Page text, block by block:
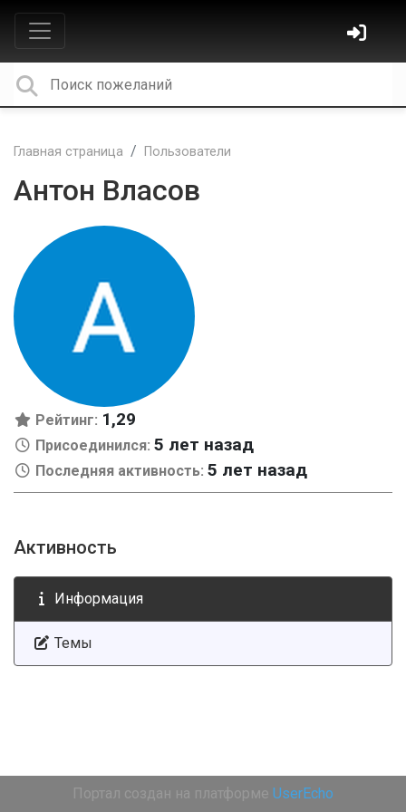
Главная страница Пользователи
Антон Власов
Рейтинг: 1,29
Присоединился: 5 лет назад
Последняя активность: 5 лет назад
Активность
Информация
Темы
Портал создан на платформе UserEcho